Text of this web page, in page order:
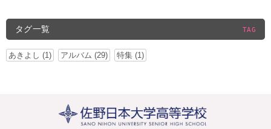
タグ一覧 TAG
あきよし (1) アルバム (29) 特集 (1)